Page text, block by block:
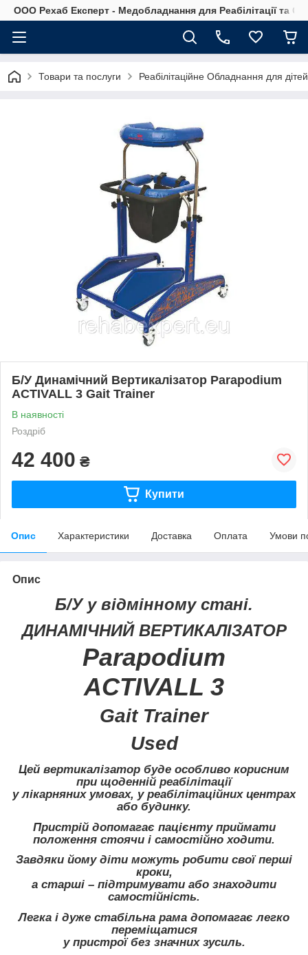
OOO Рехаб Експерт - Медобладнання для Реабілітації та
Товари та послуги Реабілітаційне Обладнання для
Б/У Динамічний Вертикалізатор Parapodium
ACTIVALL 3 Gait Trainer
В наявності
Роздріб
42 400 ₴
Купити
Опис Характеристики Доставка Оплата Умови
Опис
Б/Уу відмінному стані.
ДИНАМІЧНИЙ ВЕРТИКАЛІЗАТОР
Parapodium
ACTIVALL 3
Gait Trainer
Used
Цей вертикалізатор буде особливо корисним
при щоденній реабілітації
у лікарняних умовах, у реабілітаційних центрах
або будинку.
Пристрій допомагає пацієнту приймати
положення стоячи і самостійно ходити.
Завдяки йому діти можуть робити свої перші
кроки,
а старші – підтримувати або знаходити
самостійність.
Легка і дуже стабільна рама допомагає легко
переміщатися
у пристрої без значних зусиль.